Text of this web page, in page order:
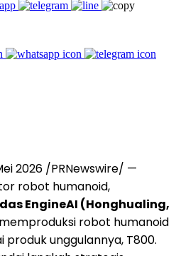
2026 /PRNewswire/ —
robot humanoid,
EngineAI (Honghualing,
robot humanoid
unggulannya, T800.